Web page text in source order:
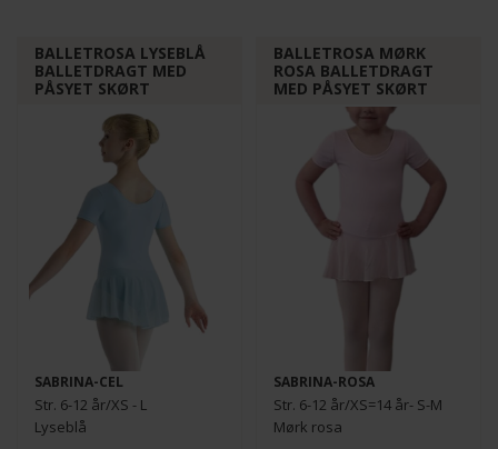
BALLETROSA LYSEBLÅ
BALLETDRAGT MED
PÅSYET SKØRT
SABRINA-CEL
Str. 6-12 år/XS - L
Lyseblå
BALLETROSA MØRK
ROSA BALLETDRAGT
MED PÅSYET SKØRT
SABRINA-ROSA
Str. 6-12 år/XS=14 år- S-M
Mørk rosa